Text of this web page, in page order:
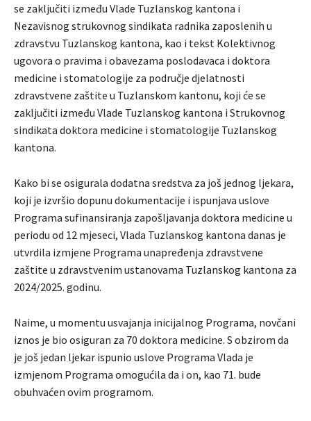
se zaključiti između Vlade Tuzlanskog kantona i
Nezavisnog strukovnog sindikata radnika zaposlenih u
zdravstvu Tuzlanskog kantona, kao i tekst Kolektivnog
ugovora o pravima i obavezama poslodavaca i doktora
medicine i stomatologije za područje djelatnosti
zdravstvene zaštite u Tuzlanskom kantonu, koji će se
zaključiti između Vlade Tuzlanskog kantona i Strukovnog
sindikata doktora medicine i stomatologije Tuzlanskog
kantona.
Kako bi se osigurala dodatna sredstva za još jednog ljekara,
koji je izvršio dopunu dokumentacije i ispunjava uslove
Programa sufinansiranja zapošljavanja doktora medicine u
periodu od 12 mjeseci, Vlada Tuzlanskog kantona danas je
utvrdila izmjene Programa unapređenja zdravstvene
zaštite u zdravstvenim ustanovama Tuzlanskog kantona za
2024/2025. godinu.
Naime, u momentu usvajanja inicijalnog Programa, novčani
iznos je bio osiguran za 70 doktora medicine. S obzirom da
je još jedan ljekar ispunio uslove Programa Vlada je
izmjenom Programa omogućila da i on, kao 71. bude
obuhvaćen ovim programom.